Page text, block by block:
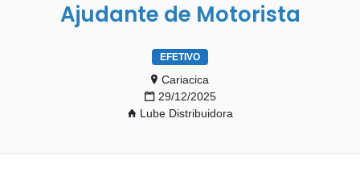
Ajudante de Motorista
EFETIVO
Cariacica
29/12/2025
Lube Distribuidora